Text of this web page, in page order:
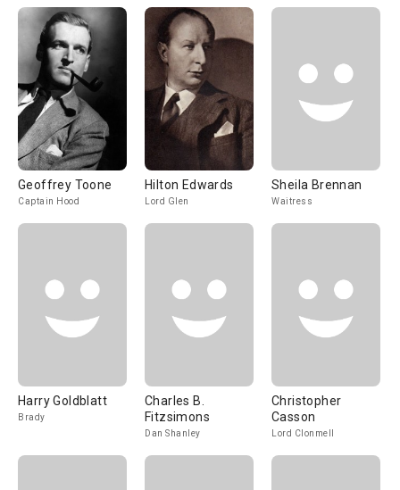
Geoffrey Toone
Captain Hood
Hilton Edwards
Lord Glen
Sheila Brennan
Waitress
Harry Goldblatt
Brady
Charles B.
Fitzsimons
Dan Shanley
Christopher
Casson
Lord Clonmell